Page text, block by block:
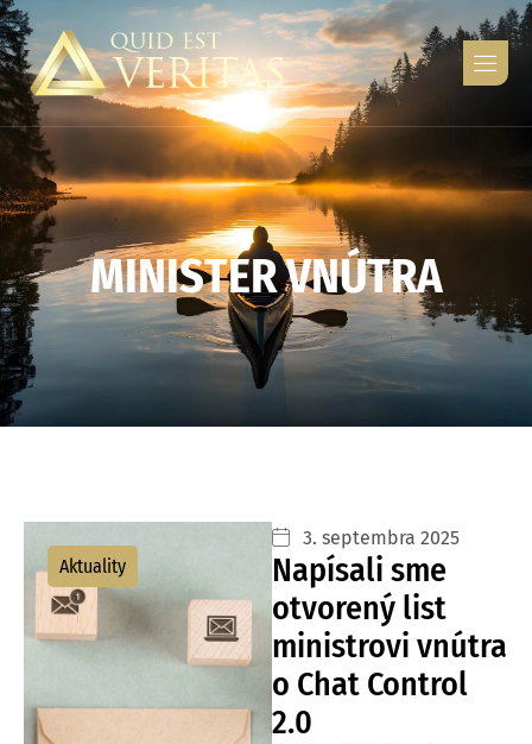
MINISTERVNÚTRA
Aktuality
3. septembra 2025
Napísali sme
otvorený list
ministrovi vnútra
o Chat Control
2.0